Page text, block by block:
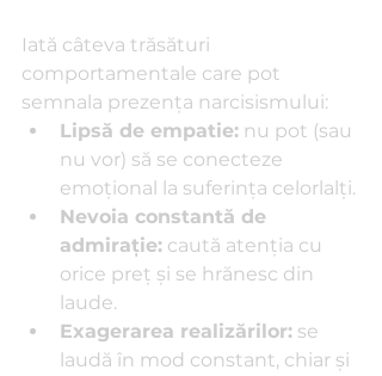
Iată câteva trăsături
comportamentale care pot
semnala prezența narcisismului:
Lipsă de empatie: nu pot (sau
nu vor) să se conecteze
emoțional la suferința celorlalți.
Nevoia constantă de
admirație: caută atenția cu
orice preț și se hrănesc din
laude.
Exagerarea realizărilor: se
laudă în mod constant, chiar și